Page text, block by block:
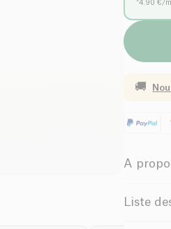
*4.90 €/
🚚
A
Liste